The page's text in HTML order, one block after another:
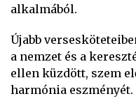
alkalmából.
Újabb
a nemzet és a
ellen küzdött, szem
harmónia eszményét.